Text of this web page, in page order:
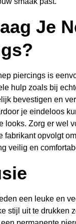
Je
piercings is
hulp zoals bij
bevestigen en
je eindeloos
looks. Zorg er wel
fabrikant opvolgt
veilig en
een leuke en
stijl uit te drukken